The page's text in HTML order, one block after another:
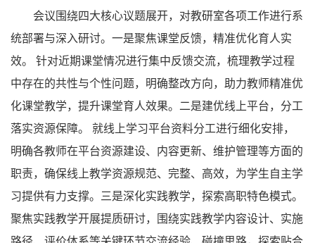
会议围绕四大核心议题展开，对教研室各项工作进行系
统部署与深入研讨。一是聚焦课堂反馈，精准优化育人实
效。 针对近期课堂情况进行集中反馈交流，梳理教学过程
中存在的共性与个性问题，明确整改方向，助力教师精准优
化课堂教学，提升课堂育人效果。二是建优线上平台，分工
落实资源保障。 就线上学习平台资料分工进行细化安排，
明确各教师在平台资源建设、内容更新、维护管理等方面的
职责，确保线上教学资源规范、完整、高效，为学生自主学
习提供有力支撑。三是深化实践教学，探索高职特色模式。
聚焦实践教学开展提质研讨，围绕实践教学内容设计、实施